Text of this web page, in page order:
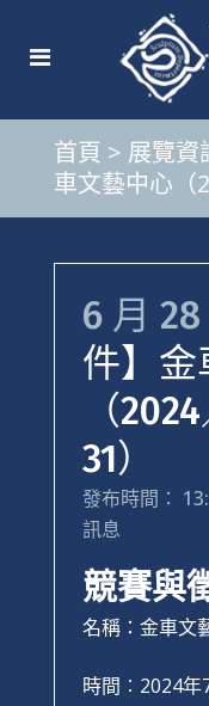
首頁 > 展覽資
車文藝中心（
6 月 28
件】金
（
31）
發布時間：
訊息
競賽與
名稱：金車文
時間︰2024年